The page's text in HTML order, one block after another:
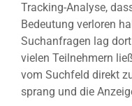
Tracking-Analyse,
Bedeutung verloren
Suchanfragen lag
vielen Teilnehmern
vom Suchfeld direkt
sprang und die